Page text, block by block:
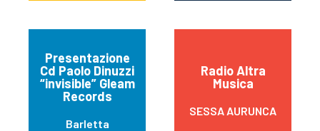
Presentazione
Cd Paolo Dinuzzi
“invisible” Gleam
Records
Barletta
Radio Altra
Musica
SESSA AURUNCA